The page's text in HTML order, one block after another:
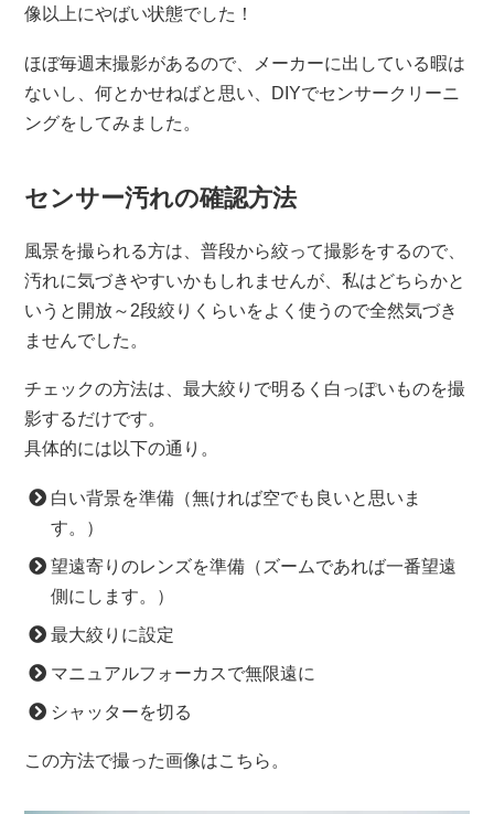
像以上にやばい状態でした！
ほぼ毎週末撮影があるので、メーカーに出している暇は
ないし、何とかせねばと思い、DIYでセンサークリーニ
ングをしてみました。
センサー汚れの確認方法
風景を撮られる方は、普段から絞って撮影をするので、
汚れに気づきやすいかもしれませんが、私はどちらかと
いうと開放～2段絞りくらいをよく使うので全然気づき
ませんでした。
チェックの方法は、最大絞りで明るく白っぽいものを撮
影するだけです。
具体的には以下の通り。
白い背景を準備（無ければ空でも良いと思いま
す。）
望遠寄りのレンズを準備（ズームであれば一番望遠
側にします。）
最大絞りに設定
マニュアルフォーカスで無限遠に
シャッターを切る
この方法で撮った画像はこちら。